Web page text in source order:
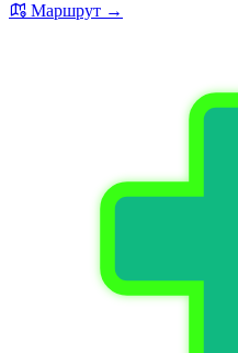
Маршрут →